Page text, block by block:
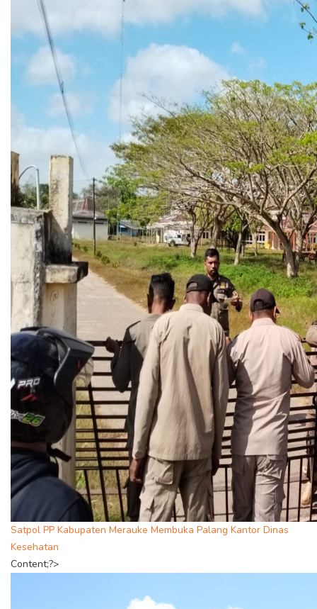
Satpol PP Kabupaten Merauke Membuka Palang Kantor Dinas
Kesehatan
Content;?>